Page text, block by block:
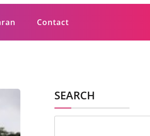
Contact
SEARCH